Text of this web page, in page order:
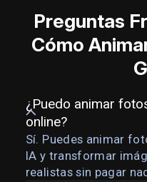
Preguntas
Cómo
¿Puedo animar
online?
Sí. Puedes animar
IA y transformar
realistas sin pagar